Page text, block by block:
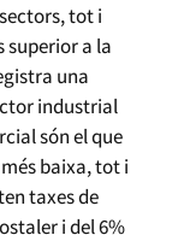
tot i
superior a la
una
industrial
són el que
baixa, tot i
taxes de
i del 6%